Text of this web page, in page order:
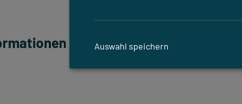
Auswahl speichern